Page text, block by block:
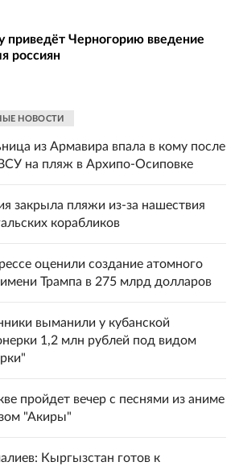
приведёт Черногорию введение
россиян
НОВОСТИ
из Армавира впала в кому после
на пляж в Архипо-Осиповке
закрыла пляжи из-за нашествия
корабликов
оценили создание атомного
Трампа в 275 млрд долларов
выманили у кубанской
1,2 млн рублей под видом
пройдет вечер с песнями из аниме
"Акиры"
Кыргызстан готов к